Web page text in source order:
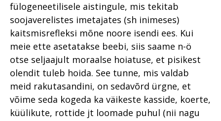
fülogeneetilisele aistingule, mis tekitab
soojaverelistes imetajates (sh inimeses)
kaitsmisrefleksi mõne noore isendi ees. Kui
meie ette asetatakse beebi, siis saame n-ö
otse seljaajult moraalse hoiatuse, et pisikest
olendit tuleb hoida. See tunne, mis valdab
meid rakutasandini, on sedavõrd ürgne, et
võime seda kogeda ka väikeste kasside, koerte,
küülikute, rottide jt loomade puhul (nii nagu